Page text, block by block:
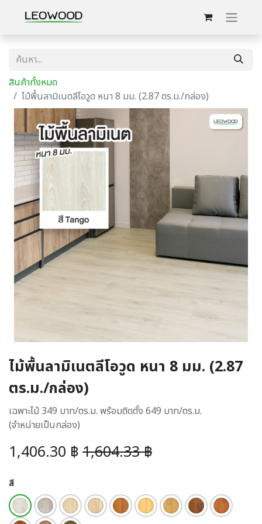
สินค้าทั้งหมด
ไม้พื้นลามิเนตลีโอวูด หนา 8 มม. (2.87 ตร.ม./กล่อง)
ไม้พื้นลามิเนตลีโอวูด หนา 8 มม. (2.87
ตร.ม./กล่อง)
เฉพาะไม้ 349 บาท/ตร.ม. พร้อมติดตั้ง 649 บาท/ตร.ม.
(จำหน่ายเป็นกล่อง)
1,406.30 ฿1,604.33฿
สี